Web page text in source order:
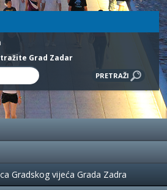
Grad Zadar
Gradskog vijeća Grada Zadra